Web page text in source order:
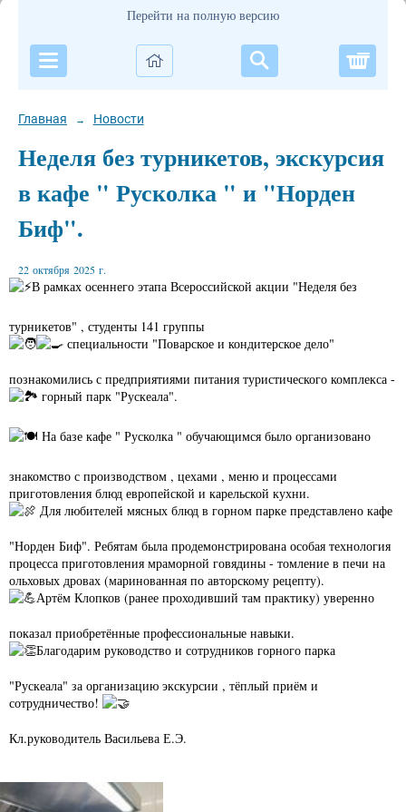
Перейти на полную версию
Главная → Новости
Неделя без турникетов, экскурсия
в кафе " Русколка " и "Норден
Биф".
22 октября 2025 г.
️В рамках осеннего этапа Всероссийской акции "Неделя без
турникетов" , студенты 141 группы
специальности "Поварское и кондитерское дело"
познакомились с предприятиями питания туристического комплекса -
горный парк "Рускеала".
На базе кафе " Русколка " обучающимся было организовано
знакомство с производством , цехами , меню и процессами
приготовления блюд европейской и карельской кухни.
Для любителей мясных блюд в горном парке представлено кафе
"Норден Биф". Ребятам была продемонстрирована особая технология
процесса приготовления мраморной говядины - томление в печи на
ольховых дровах (маринованная по авторскому рецепту).
Артём Клопков (ранее проходивший там практику) уверенно
показал приобретённые профессиональные навыки.
Благодарим руководство и сотрудников горного парка
"Рускеала" за организацию экскурсии , тёплый приём и
сотрудничество!
Кл.руководитель Васильева Е.Э.